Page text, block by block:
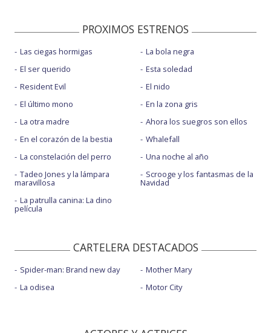
PROXIMOS ESTRENOS
Las ciegas hormigas
El ser querido
Resident Evil
El último mono
La otra madre
En el corazón de la bestia
La constelación del perro
Tadeo Jones y la lámpara
maravillosa
La patrulla canina: La dino
película
La bola negra
Esta soledad
El nido
En la zona gris
Ahora los suegros son ellos
Whalefall
Una noche al año
Scrooge y los fantasmas de la
Navidad
CARTELERA DESTACADOS
Spider-man: Brand new day
La odisea
Mother Mary
Motor City